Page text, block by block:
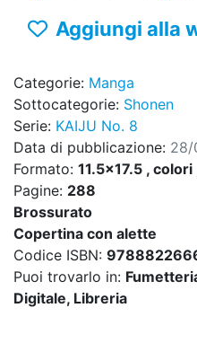
Aggiungi alla
Categorie: Manga
Sottocategorie: Shonen
Serie: KAIJU No. 8
Data di pubblicazione: 28/
Formato: 11.5x17.5 , colori
Pagine: 288
Brossurato
Copertina con alette
Codice ISBN:
Puoi trovarlo in:
Digitale, Libreria